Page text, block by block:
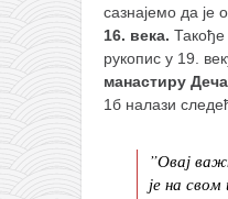
сазнајемо да је
16. века. Такође
рукопис у 19.
манастиру
1б налази
”Овај
је на